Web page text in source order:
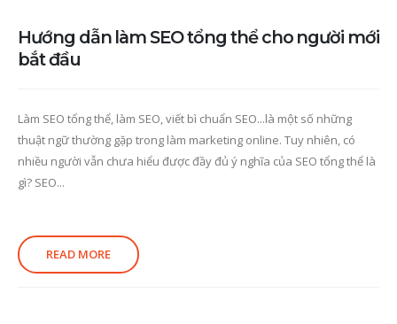
Hướng dẫn làm SEO tổng thể cho người mới
bắt đầu
Làm SEO tổng thể, làm SEO, viết bì chuẩn SEO...là một số những
thuật ngữ thường gặp trong làm marketing online. Tuy nhiên, có
nhiều người vẫn chưa hiểu được đầy đủ ý nghĩa của SEO tổng thể là
gì? SEO...
READ MORE